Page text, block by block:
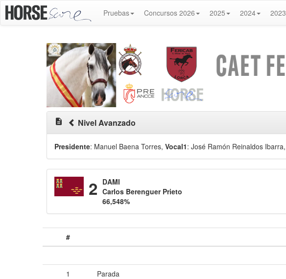
Pruebas Concursos 2026 2025 2024 2023
description Nivel Avanzado
Presidente: Manuel Baena Torres, Vocal1: José Ramón Reinaldos Ibarra,
2 DAMI
Carlos Berenguer Prieto
66,548%
#
1
Parada